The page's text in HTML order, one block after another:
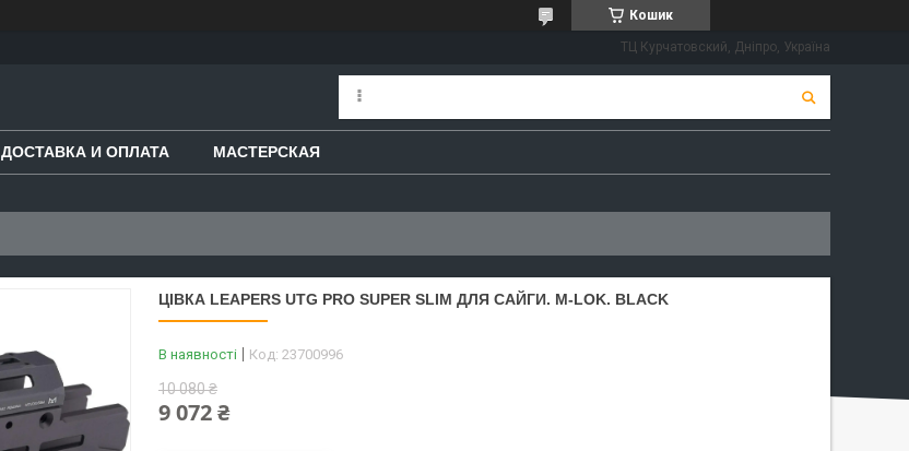
Кошик
ТЦ Курчатовский, Дніпро, Україна
ДОСТАВКА И ОПЛАТА МАСТЕРСКАЯ
ЦІВКА LEAPERS UTG PRO SUPER SLIM ДЛЯ САЙГИ. M-LOK. BLACK
В наявності Код: 23700996
10 080 ₴
9 072 ₴